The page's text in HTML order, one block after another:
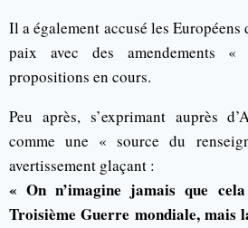
Il a également accusé les Européens
paix avec des amendements «
propositions en cours.
Peu après, s’exprimant auprès
comme une « source du
avertissement glaçant :
« On n’imagine jamais que
Troisième Guerre mondiale, mais